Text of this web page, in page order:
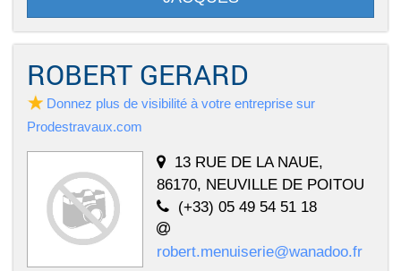
ROBERT GERARD
Donnez plus de visibilité à votre entreprise sur
Prodestravaux.com
13 RUE DE LA NAUE,
86170, NEUVILLE DE POITOU
(+33) 05 49 54 51 18
robert.menuiserie@wanadoo.fr